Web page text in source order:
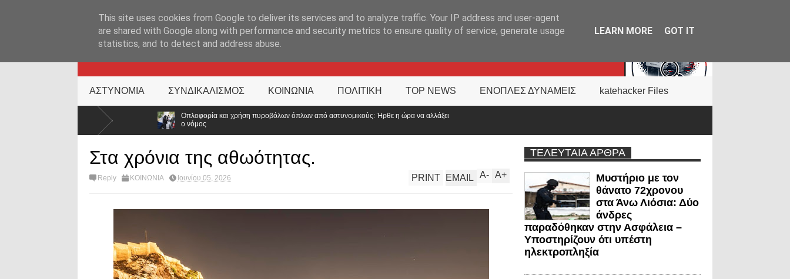
KATEHACKER
ΑΣΤΥΝΟΜΙΑ ΣΥΝΔΙΚΑΛΙΣΜΟΣ ΚΟΙΝΩΝΙΑ ΠΟΛΙΤΙΚΗ TOP NEWS ΕΝΟΠΛΕΣ ΔΥΝΑΜΕΙΣ katehacker Files
Οπλοφορία και χρήση πυροβόλων όπλων από αστυνομικούς: Ήρθε η ώρα να αλλάξει
ο νόμος
Στα χρόνια της αθωότητας.
Reply ΚΟΙΝΩΝΙΑ Ιουνίου 05, 2026 A+
A-
PRINT EMAIL
ΤΕΛΕΥΤΑΙΑ ΑΡΘΡΑ
Μυστήριο με τον
θάνατο 72χρονου
στα Άνω Λιόσια: Δύο
άνδρες
παραδόθηκαν στην Ασφάλεια –
Υποστηρίζουν ότι υπέστη
ηλεκτροπληξία
This site uses cookies from Google to deliver its services and to analyze traffic. Your IP address and user-agent
are shared with Google along with performance and security metrics to ensure quality of service, generate usage
statistics, and to detect and address abuse.
LEARN MORE GOT IT